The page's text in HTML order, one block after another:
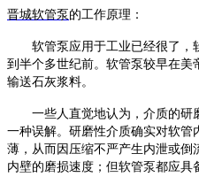
晋城软管泵 的工作原理 ：
软管泵 应用于工业已经很了，
到半个多世纪前。 软管泵较早在美
输送石灰浆料。
一些人直觉地认为，介质的研
一种误解。研磨性介质确实对软
薄，从而因压缩不严产生内泄或倒
内壁的磨损速度；但软管泵都应具